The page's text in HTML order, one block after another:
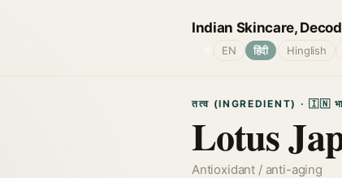
Indian Skincare,
EN हिंदी Hinglish
तत्व (INGREDIENT) · 🇮🇳
Lotus
Antioxidant / anti-aging